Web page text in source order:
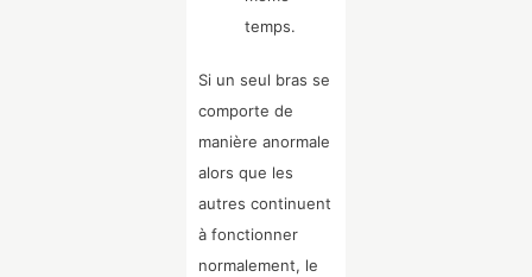
temps.
Si un seul bras se
comporte de
manière anormale
alors que les
autres continuent
à fonctionner
normalement, le